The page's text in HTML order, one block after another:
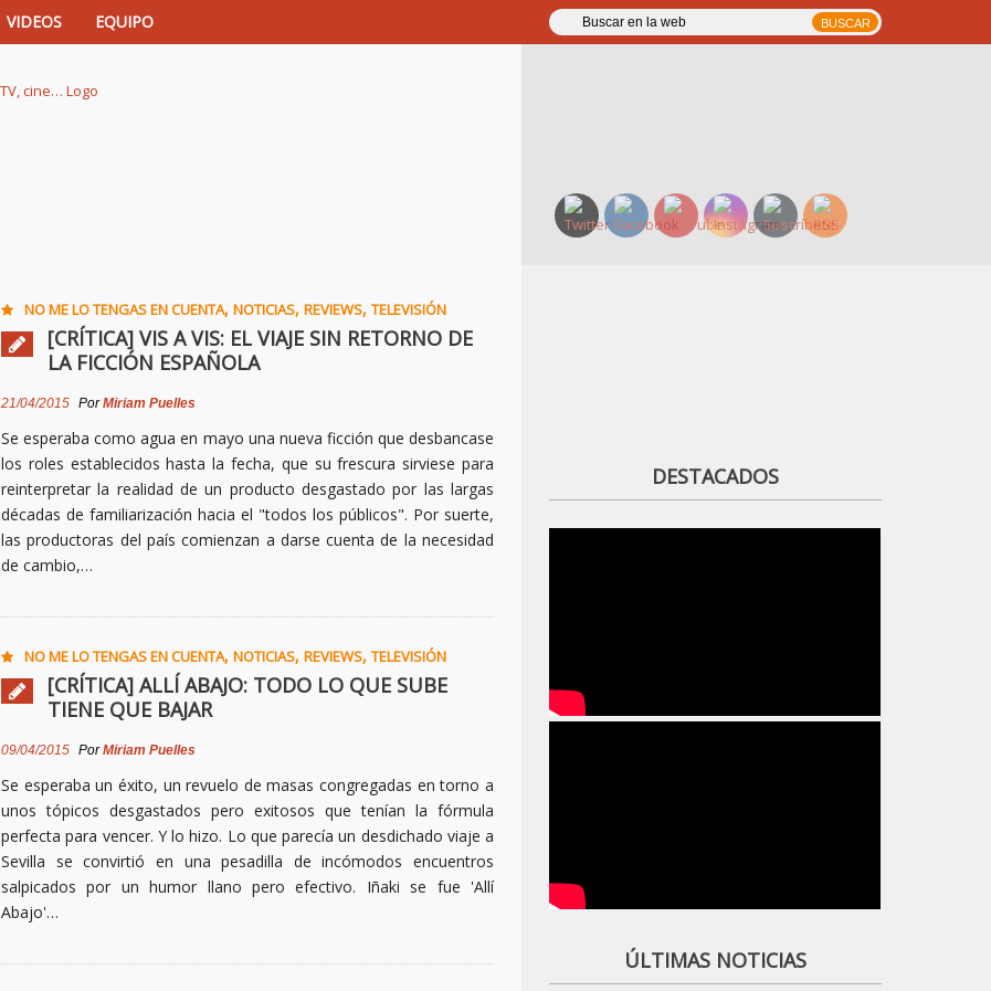
VIDEOS EQUIPO
NO ME LO TENGAS EN CUENTA, NOTICIAS, REVIEWS, TELEVISIÓN
[CRÍTICA] VIS A VIS: EL VIAJE SIN RETORNO DE
LA FICCIÓN ESPAÑOLA
21/04/2015 PorMiriam Puelles
Se esperaba como agua en mayo una nueva ficción que desbancase
los roles establecidos hasta la fecha, que su frescura sirviese para
reinterpretar la realidad de un producto desgastado por las largas
décadas de familiarización hacia el "todos los públicos". Por suerte,
las productoras del país comienzan a darse cuenta de la necesidad
de cambio,…
NO ME LO TENGAS EN CUENTA, NOTICIAS, REVIEWS, TELEVISIÓN
[CRÍTICA] ALLÍ ABAJO: TODO LO QUE SUBE
TIENE QUE BAJAR
09/04/2015 PorMiriam Puelles
Se esperaba un éxito, un revuelo de masas congregadas en torno a
unos tópicos desgastados pero exitosos que tenían la fórmula
perfecta para vencer. Y lo hizo. Lo que parecía un desdichado viaje a
Sevilla se convirtió en una pesadilla de incómodos encuentros
salpicados por un humor llano pero efectivo. Iñaki se fue 'Allí
Abajo'…
DESTACADOS
ÚLTIMAS NOTICIAS